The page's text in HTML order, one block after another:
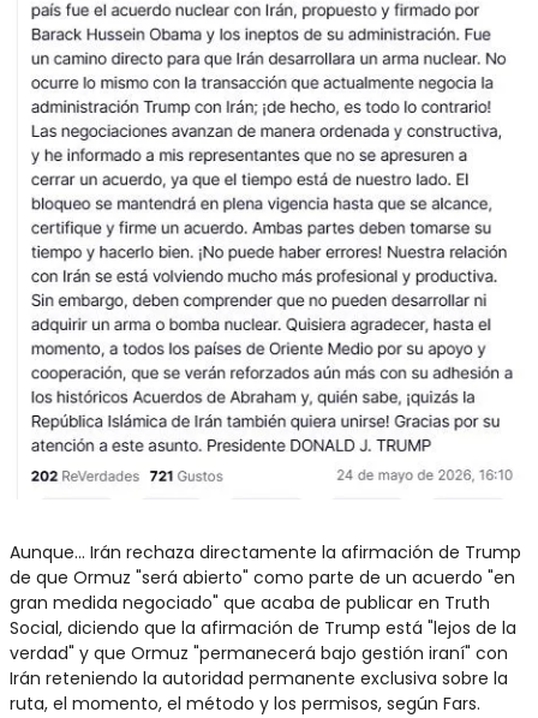
Aunque… Irán rechaza directamente la afirmación de Trump
de que Ormuz "será abierto" como parte de un acuerdo "en
gran medida negociado" que acaba de publicar en Truth
Social, diciendo que la afirmación de Trump está "lejos de la
verdad" y que Ormuz "permanecerá bajo gestión iraní" con
Irán reteniendo la autoridad permanente exclusiva sobre la
ruta, el momento, el método y los permisos, según Fars.